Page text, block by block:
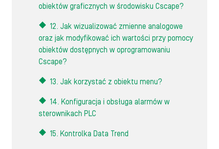
obiektów graficznych w środowisku Cscape?
12. Jak wizualizować zmienne analogowe
oraz jak modyfikować ich wartości przy pomocy
obiektów dostępnych w oprogramowaniu
Cscape?
13. Jak korzystać z obiektu menu?
14. Konfiguracja i obsługa alarmów w
sterownikach PLC
15. Kontrolka Data Trend